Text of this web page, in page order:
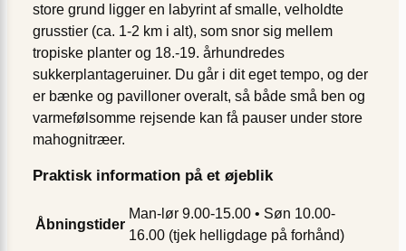
store grund ligger en labyrint af smalle, velholdte
grusstier (ca. 1-2 km i alt), som snor sig mellem
tropiske planter og 18.-19. århundredes
sukkerplantageruiner. Du går i dit eget tempo, og der
er bænke og pavilloner overalt, så både små ben og
varmefølsomme rejsende kan få pauser under store
mahognitræer.
Praktisk information på et øjeblik
Åbningstider
Man-lør 9.00-15.00 • Søn 10.00-
16.00 (tjek helligdage på forhånd)